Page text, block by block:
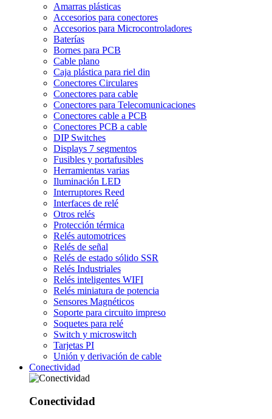
Amarras plásticas
Accesorios para conectores
Accesorios para Microcontroladores
Baterías
Bornes para PCB
Cable plano
Caja plástica para riel din
Conectores Circulares
Conectores para cable
Conectores para Telecomunicaciones
Conectores cable a PCB
Conectores PCB a cable
DIP Switches
Displays 7 segmentos
Fusibles y portafusibles
Herramientas varias
Iluminación LED
Interruptores Reed
Interfaces de relé
Otros relés
Protección térmica
Relés automotrices
Relés de señal
Relés de estado sólido SSR
Relés Industriales
Relés inteligentes WIFI
Relés miniatura de potencia
Sensores Magnéticos
Soporte para circuito impreso
Soquetes para relé
Switch y microswitch
Tarjetas PI
Unión y derivación de cable
Conectividad
Conectividad